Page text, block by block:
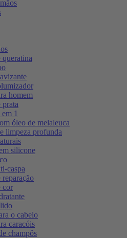
queratina
homem
prata
1
óleo de melaleuca
limpeza profunda
silicone
caspa
cor
o cabelo
caracóis
champôs